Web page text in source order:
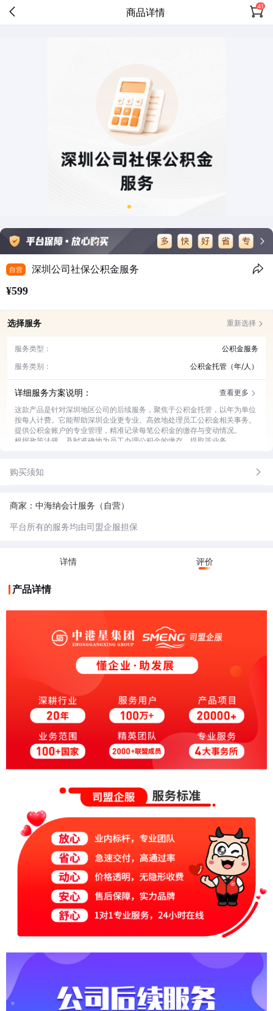
商品详情 41
自营 深圳公司社保公积金服务
¥599
选择服务 重新选择
服务类型：
公积金服务
服务类别：
公积金托管（年/人）
详细服务方案说明：
查看更多
这款产品是针对深圳地区公司的后续服务，聚焦于公积金托管，以年为单位
按每人计费。它能帮助深圳企业更专业、高效地处理员工公积金相关事务。
提供公积金账户的专业管理，精准记录每笔公积金的缴存与变动情况。
根据政策法规，及时准确地为员工办理公积金的缴存、提取等业务。
为企业和员工提供公积金业务的咨询服务，解答各类疑问。
购买须知
商家：中海纳会计服务（自营）
平台所有的服务均由司盟企服担保
详情 评价
产品详情